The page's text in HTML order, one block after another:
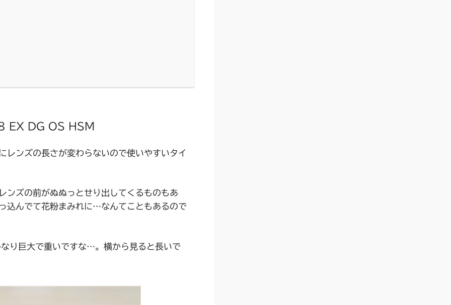
EX DG OS HSM
レンズの長さが変わらないので使いやすいタイ
ンズの前がぬぬっとせり出してくるものもあ
込んでて花粉まみれに…なんてこともあるので
巨大で重いですな…。横から見ると長いで